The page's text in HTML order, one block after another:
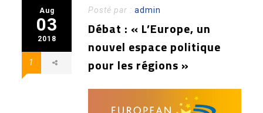
Aug
03
2018
1
Posté par :admin
Débat : « L’Europe, un
nouvel espace politique
pour les régions »